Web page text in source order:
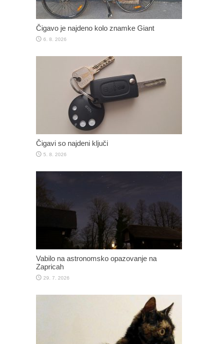
Čigavo je najdeno kolo znamke Giant
6. 8. 2026
Čigavi so najdeni ključi
5. 8. 2026
Vabilo na astronomsko opazovanje na
Zapricah
29. 7. 2026